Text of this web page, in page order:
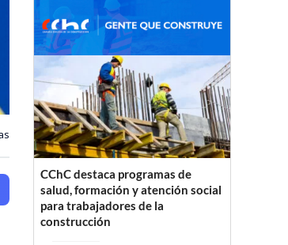
CChC destaca programas de
salud, formación y atención social
para trabajadores de la
construcción